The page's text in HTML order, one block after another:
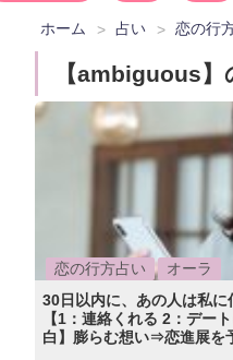
ホーム 占い 恋の行
【ambiguous】
恋の行方占い
オーラ
30日以内に、あの人は私に
【1：連絡くれる 2：デー
白】膨らむ想い⇒恋進展を